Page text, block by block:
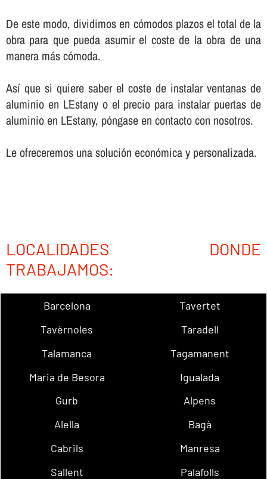
De este modo, dividimos en cómodos plazos el total de la
obra para que pueda asumir el coste de la obra de una
manera más cómoda.
Así­ que si quiere saber el coste de instalar ventanas de
aluminio en L´Estany o el precio para instalar puertas de
aluminio en L´Estany, póngase en contacto con nosotros.
Le ofreceremos una solución económica y personalizada.
LOCALIDADES DONDE
TRABAJAMOS:
Barcelona
Tavertet
Tavèrnoles
Taradell
Talamanca
Tagamanent
Maria de Besora
Igualada
Gurb
Alpens
Alella
Bagà
Cabrils
Manresa
Sallent
Palafolls